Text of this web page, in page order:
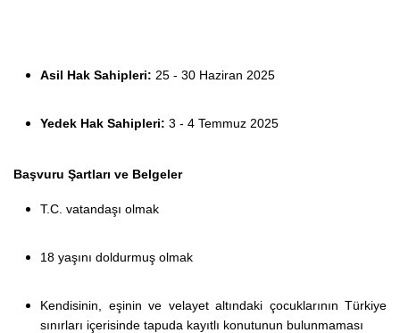
Asil Hak Sahipleri: 25 - 30 Haziran 2025
Yedek Hak Sahipleri: 3 - 4 Temmuz 2025
Başvuru Şartları ve Belgeler
T.C. vatandaşı olmak
18 yaşını doldurmuş olmak
Kendisinin, eşinin ve velayet altındaki çocuklarının Türkiye
sınırları içerisinde tapuda kayıtlı konutunun bulunmaması